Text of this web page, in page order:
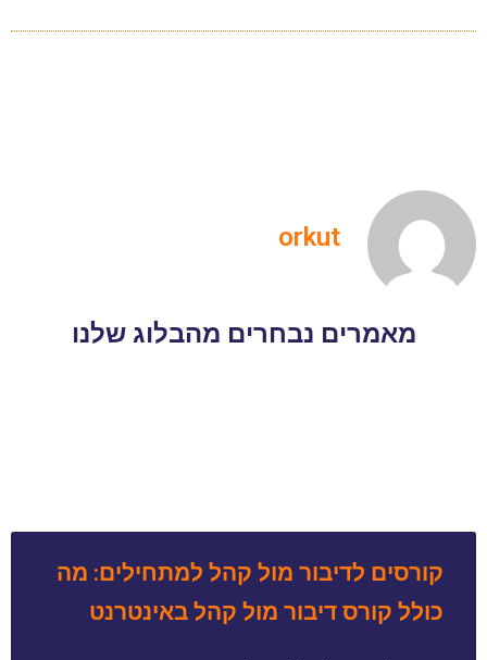
orkut
מאמרים נבחרים מהבלוג שלנו
קורסים לדיבור מול קהל למתחילים: מה
כולל קורס דיבור מול קהל באינטרנט